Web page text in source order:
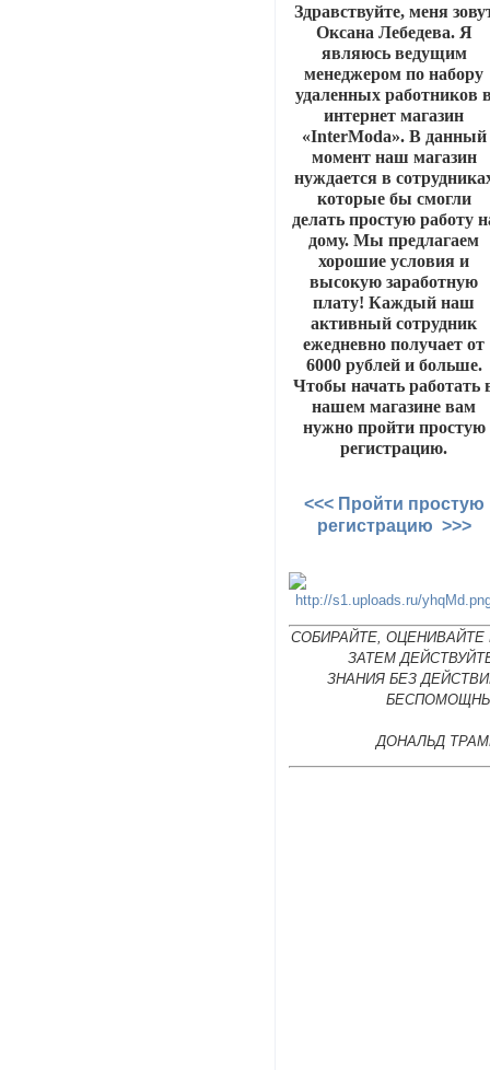
Здравствуйте, меня
Оксана Лебедева. Я
являюсь ведущим
менеджером по набору
удаленных работников
интернет магазин
«InterModa». В данный
момент наш магазин
нуждается в
которые бы смогли
делать простую работу
дому. Мы предлагаем
хорошие условия и
высокую заработную
плату! Каждый наш
активный сотрудник
ежедневно получает от
6000 рублей и больше.
Чтобы начать работать
нашем магазине вам
нужно пройти простую
регистрацию.
<<< Пройти простую
регистрацию >>>
СОБИРАЙТЕ, ОЦЕНИВАЙТЕ
ЗАТЕМ
ЗНАНИЯ БЕЗ
ДОНАЛЬД